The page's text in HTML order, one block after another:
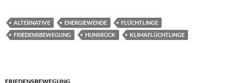
ALTERNATIVE ENERGIEWENDE
FLÜCHTLINGE
FRIEDENSBEWEGUNG
HUNSRÜCK KLIMAFLÜCHTLINGE
FRIEDENSBEWEGUNG